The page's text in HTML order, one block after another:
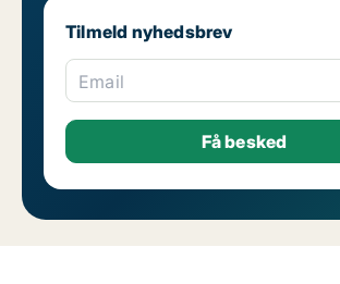
Tilmeld nyhedsbrev
Email